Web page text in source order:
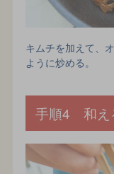
キムチを加えて、
ように炒める。
手順4 和え